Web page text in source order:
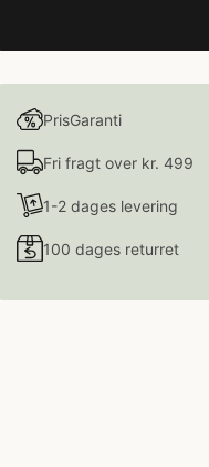
PrisGaranti
Fri fragt over kr. 499
1-2 dages levering
100 dages returret